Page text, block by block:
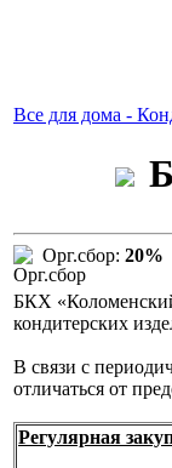
Все для дома -
Орг.сбор: 20%
БКХ
кондитерских
В связи с
отличаться от
Регулярная